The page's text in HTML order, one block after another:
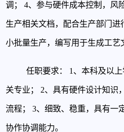
调；4、参与硬件成本控制，风
生产相关文档，配合生产部门
小批量生产，编写用于生成工艺
任职要求： 1、本科及以
关专业；2、具有硬件设计知识
流程；3、细致、稳重，具有一
协作协调能力。